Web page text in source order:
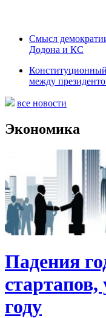
Смысл
Додона и КС
между
все новости
Экономика
Падения
году